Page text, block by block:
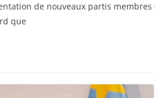
de nouveaux partis
que